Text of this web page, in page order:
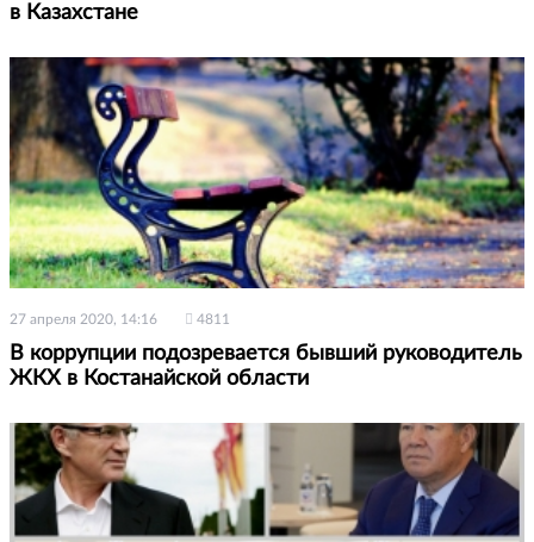
в Казахстане
27 апреля 2020, 14:16 4811
В коррупции подозревается бывший руководитель
ЖКХ в Костанайской области